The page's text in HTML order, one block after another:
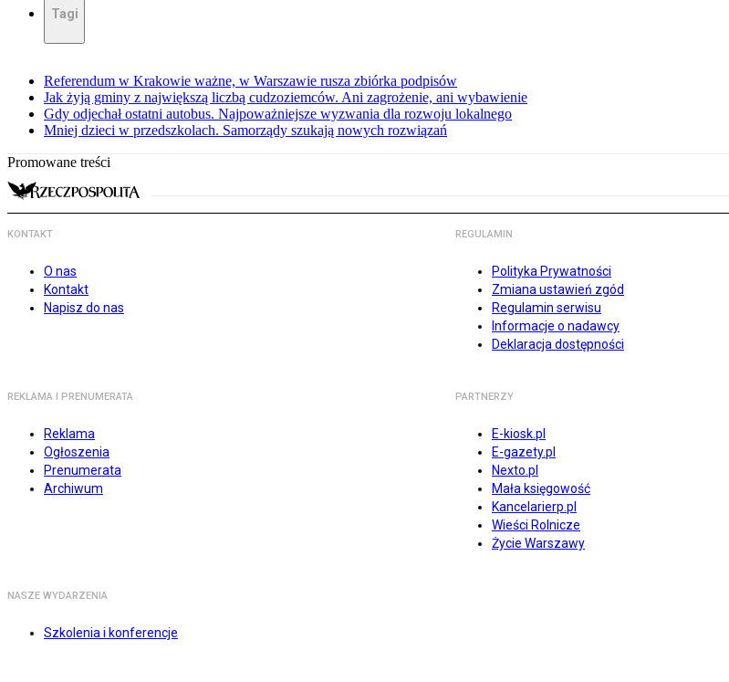
Tagi
Referendum w Krakowie ważne, w Warszawie rusza zbiórka podpisów
Jak żyją gminy z największą liczbą cudzoziemców. Ani zagrożenie, ani wybawienie
Gdy odjechał ostatni autobus. Najpoważniejsze wyzwania dla rozwoju lokalnego
Mniej dzieci w przedszkolach. Samorządy szukają nowych rozwiązań
Promowane treści
KONTAKT
O nas
Kontakt
Napisz do nas
REGULAMIN
Polityka Prywatności
Zmiana ustawień zgód
Regulamin serwisu
Informacje o nadawcy
Deklaracja dostępności
REKLAMA I PRENUMERATA
Reklama
Ogłoszenia
Prenumerata
Archiwum
PARTNERZY
E-kiosk.pl
E-gazety.pl
Nexto.pl
Mała księgowość
Kancelarierp.pl
Wieści Rolnicze
Życie Warszawy
NASZE WYDARZENIA
Szkolenia i konferencje